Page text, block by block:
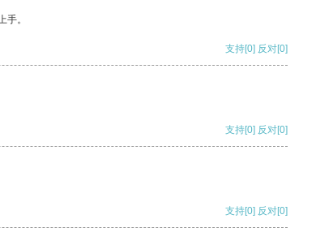
。
支持[0] 反对[0]
支持[0] 反对[0]
支持[0] 反对[0]